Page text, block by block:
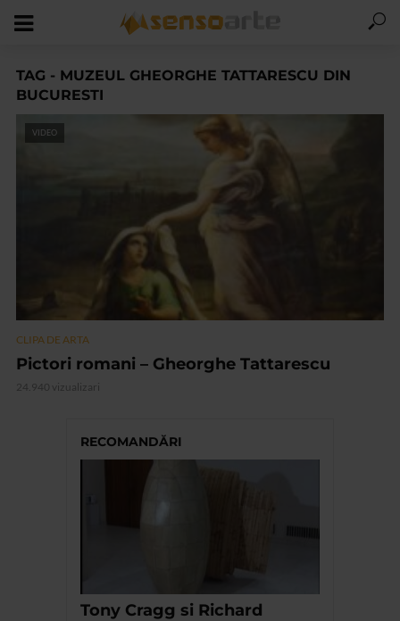
TAG - MUZEUL GHEORGHE TATTARESCU DIN
BUCURESTI
VIDEO
CLIPA DE ARTA
Pictori romani – Gheorghe Tattarescu
24.940 vizualizari
RECOMANDĂRI
Tony Cragg si Richard